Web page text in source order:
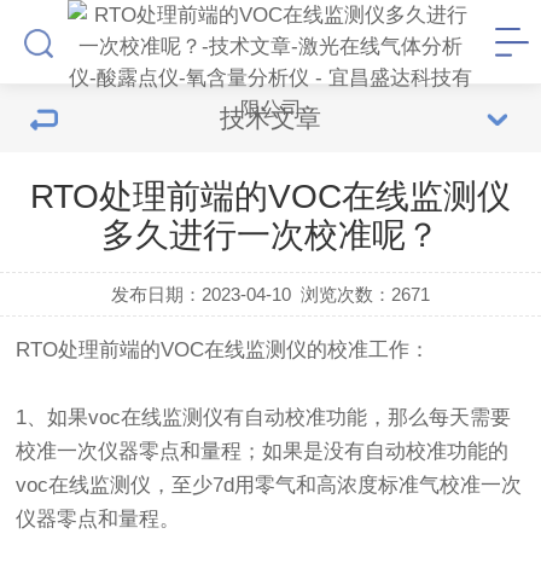
技术文章
RTO处理前端的VOC在线监测仪
多久进行一次校准呢？
发布日期：2023-04-10 浏览次数： 2671
RTO处理前端的VOC在线监测仪的校准工作：
1、如果voc在线监测仪有自动校准功能，那么每天需要
校准一次仪器零点和量程；如果是没有自动校准功能的
voc在线监测仪，至少7d用零气和高浓度标准气校准一次
仪器零点和量程。